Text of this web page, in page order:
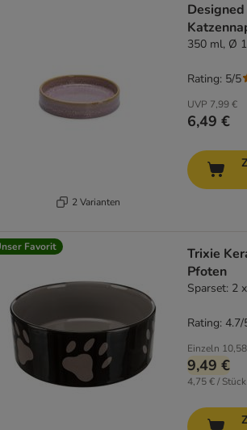
2 Varianten
350 ml, Ø
UVP 7,99 €
6,49 €
Rating: 5/5
Favorit
Trixie
Pfoten
Sparset: 2
Einzeln
9,49 €
4,75 € / Stück
Rating: 4.7/